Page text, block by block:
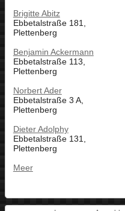
Brigitte Abitz
Ebbetalstraße 181,
Plettenberg
Benjamin Ackermann
Ebbetalstraße 113,
Plettenberg
Norbert Ader
Ebbetalstraße 3 A,
Plettenberg
Dieter Adolphy
Ebbetalstraße 131,
Plettenberg
Meer